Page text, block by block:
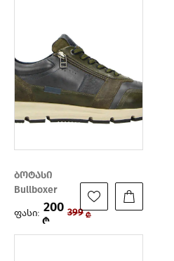
ბოტასი
Bullboxer
ფასი: 200
₾
399 ₾